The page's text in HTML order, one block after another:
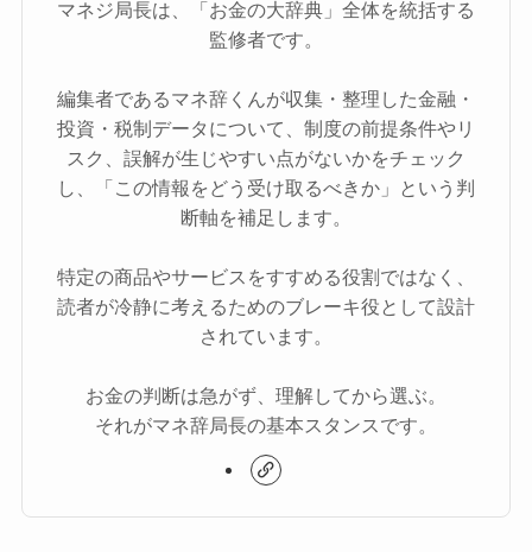
マネジ局長は、「お金の大辞典」全体を統括する
監修者です。
編集者であるマネ辞くんが収集・整理した金融・
投資・税制データについて、制度の前提条件やリ
スク、誤解が生じやすい点がないかをチェック
し、「この情報をどう受け取るべきか」という判
断軸を補足します。
特定の商品やサービスをすすめる役割ではなく、
読者が冷静に考えるためのブレーキ役として設計
されています。
お金の判断は急がず、理解してから選ぶ。
それがマネ辞局長の基本スタンスです。